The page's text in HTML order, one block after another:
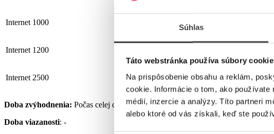
Súhlas
Táto webstránka používa súbory
Na prispôsobenie obsahu a reklám,
cookie. Informácie o tom, ako
médií, inzercie a analýzy. Títo partneri
alebo ktoré od vás získali, keď ste
Internet 1000
Internet 1200
Internet 2500 32,90 €
Doba zvýhodnenia: Počas celej doby využívania Služby podľa podmienok tejto
Doba viazanosti: -